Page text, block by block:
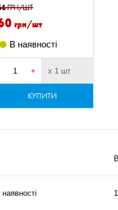
ГРН/ШТ
грн/шт
В наявності
+ х 1 шт
КУПИТИ
наявності 1